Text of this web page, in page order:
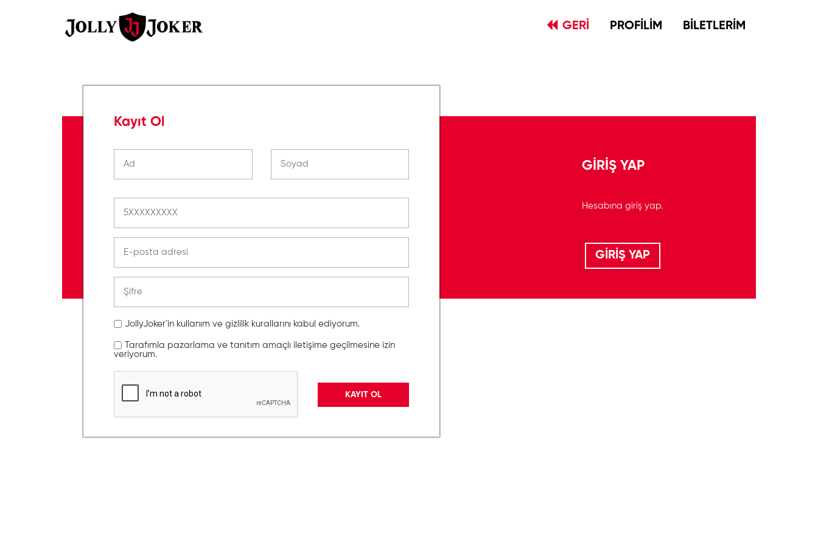
GERİ PROFİLİM BİLETLERİM
Kayıt Ol
JollyJoker'in kullanım ve gizlilik kurallarını kabul ediyorum.
Tarafımla pazarlama ve tanıtım amaçlı iletişime geçilmesine izin
veriyorum.
GİRİŞ YAP
Hesabına giriş yap.
GİRİŞ YAP